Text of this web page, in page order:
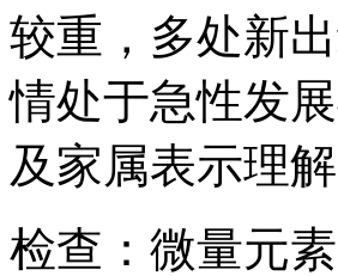
较重，多处新
情处于急性发
及家属表示理
检查：微量元